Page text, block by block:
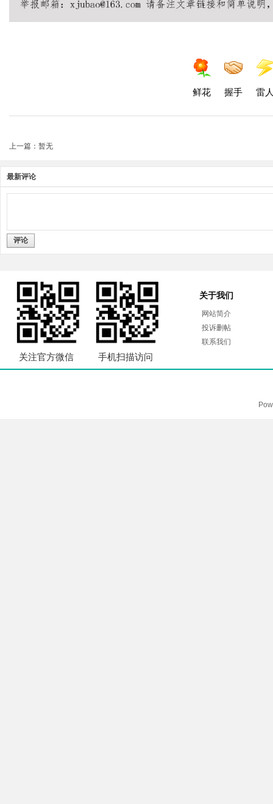
鲜花 握手 雷
上一篇：暂无
最新评论
评论
关注官方微信 手机扫描访问
关于我们
网站简介
投诉删帖
联系我们